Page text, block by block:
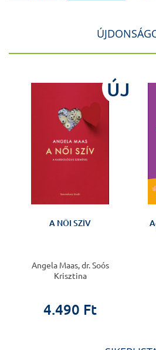
ÚJ
A NŐI SZÍV
Angela Maas, dr. Soós
Krisztina
4.490 Ft